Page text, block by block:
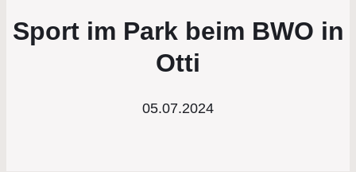
Sport im Park beim BWO in
Otti
05.07.2024